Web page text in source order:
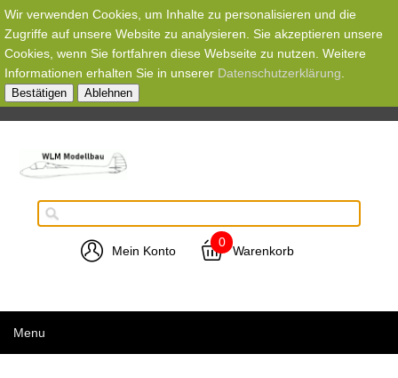
Wir verwenden Cookies, um Inhalte zu personalisieren und die
Zugriffe auf unsere Website zu analysieren. Sie akzeptieren unsere
Cookies, wenn Sie fortfahren diese Webseite zu nutzen. Weitere
Informationen erhalten Sie in unserer Datenschutzerklärung
Bestätigen Ablehnen
Mein Konto
0
Warenkorb
Menu